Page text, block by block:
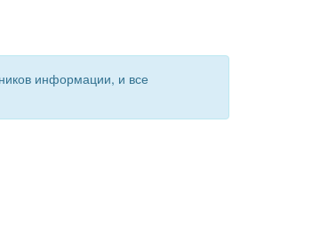
информации, и все